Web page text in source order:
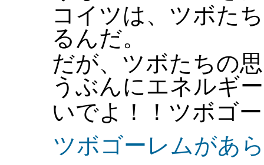
コイツは、ツボた
るんだ。
だが、ツボたちの
うぶんにエネルギ
いでよ！！ツボゴ
ツボゴーレムがあ